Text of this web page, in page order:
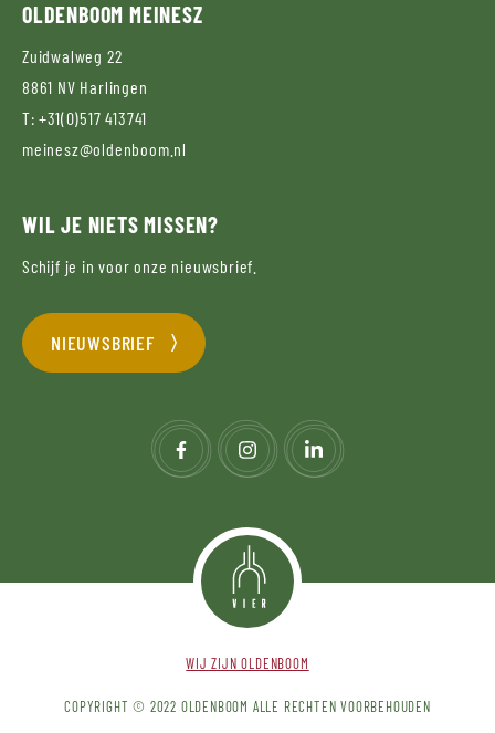
OLDENBOOMMEINESZ
Zuidwalweg 22
8861 NV Harlingen
T: +31(0)517 413741
meinesz@oldenboom.nl
WIL JE NIETS MISSEN?
Schijf je in voor onze nieuwsbrief.
NIEUWSBRIEF
WIJ ZIJN OLDENBOOM
COPYRIGHT © 2022 OLDENBOOM ALLE RECHTEN VOORBEHOUDEN